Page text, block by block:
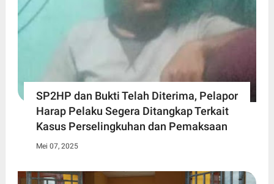
SP2HP dan Bukti Telah Diterima, Pelapor
Harap Pelaku Segera Ditangkap Terkait
Kasus Perselingkuhan dan Pemaksaan
Mei 07, 2025